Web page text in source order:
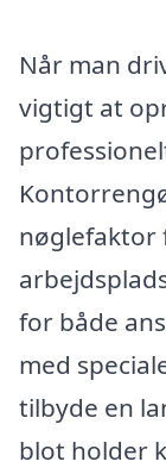
Når man
vigtigt at
nøglefaktor
for både
med
tilbyde en
blot holder